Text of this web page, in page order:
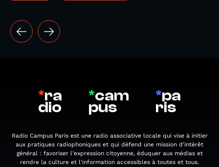
*ra
dio
*cam
pus
*pa
ris
Radio Campus Paris est une radio associative locale qui vise à initier
aux pratiques radiophoniques et qui défend une mission d'intérêt
général : favoriser l'expression citoyenne, éduquer aux médias et
rendre la culture et l'information accessibles à toutes et tous.